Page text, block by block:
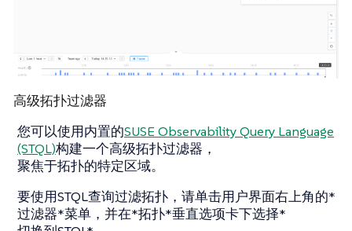
高级拓扑过滤器
您可以使用内置的SUSE Observability Query Language
(STQL)构建一个高级拓扑过滤器，
聚焦于拓扑的特定区域。
要使用STQL查询过滤拓扑，请单击用户界面右上角的*
过滤器*菜单，并在*拓扑*垂直选项卡下选择*